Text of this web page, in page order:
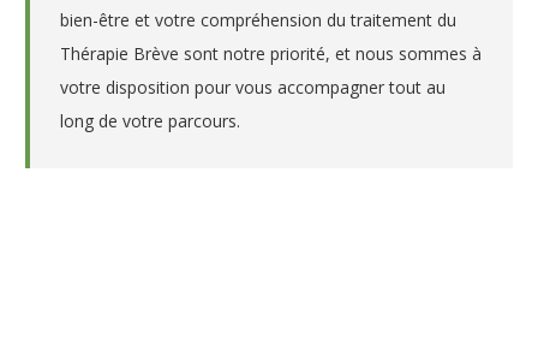
bien-être et votre compréhension du traitement du
Thérapie Brève sont notre priorité, et nous sommes à
votre disposition pour vous accompagner tout au
long de votre parcours.